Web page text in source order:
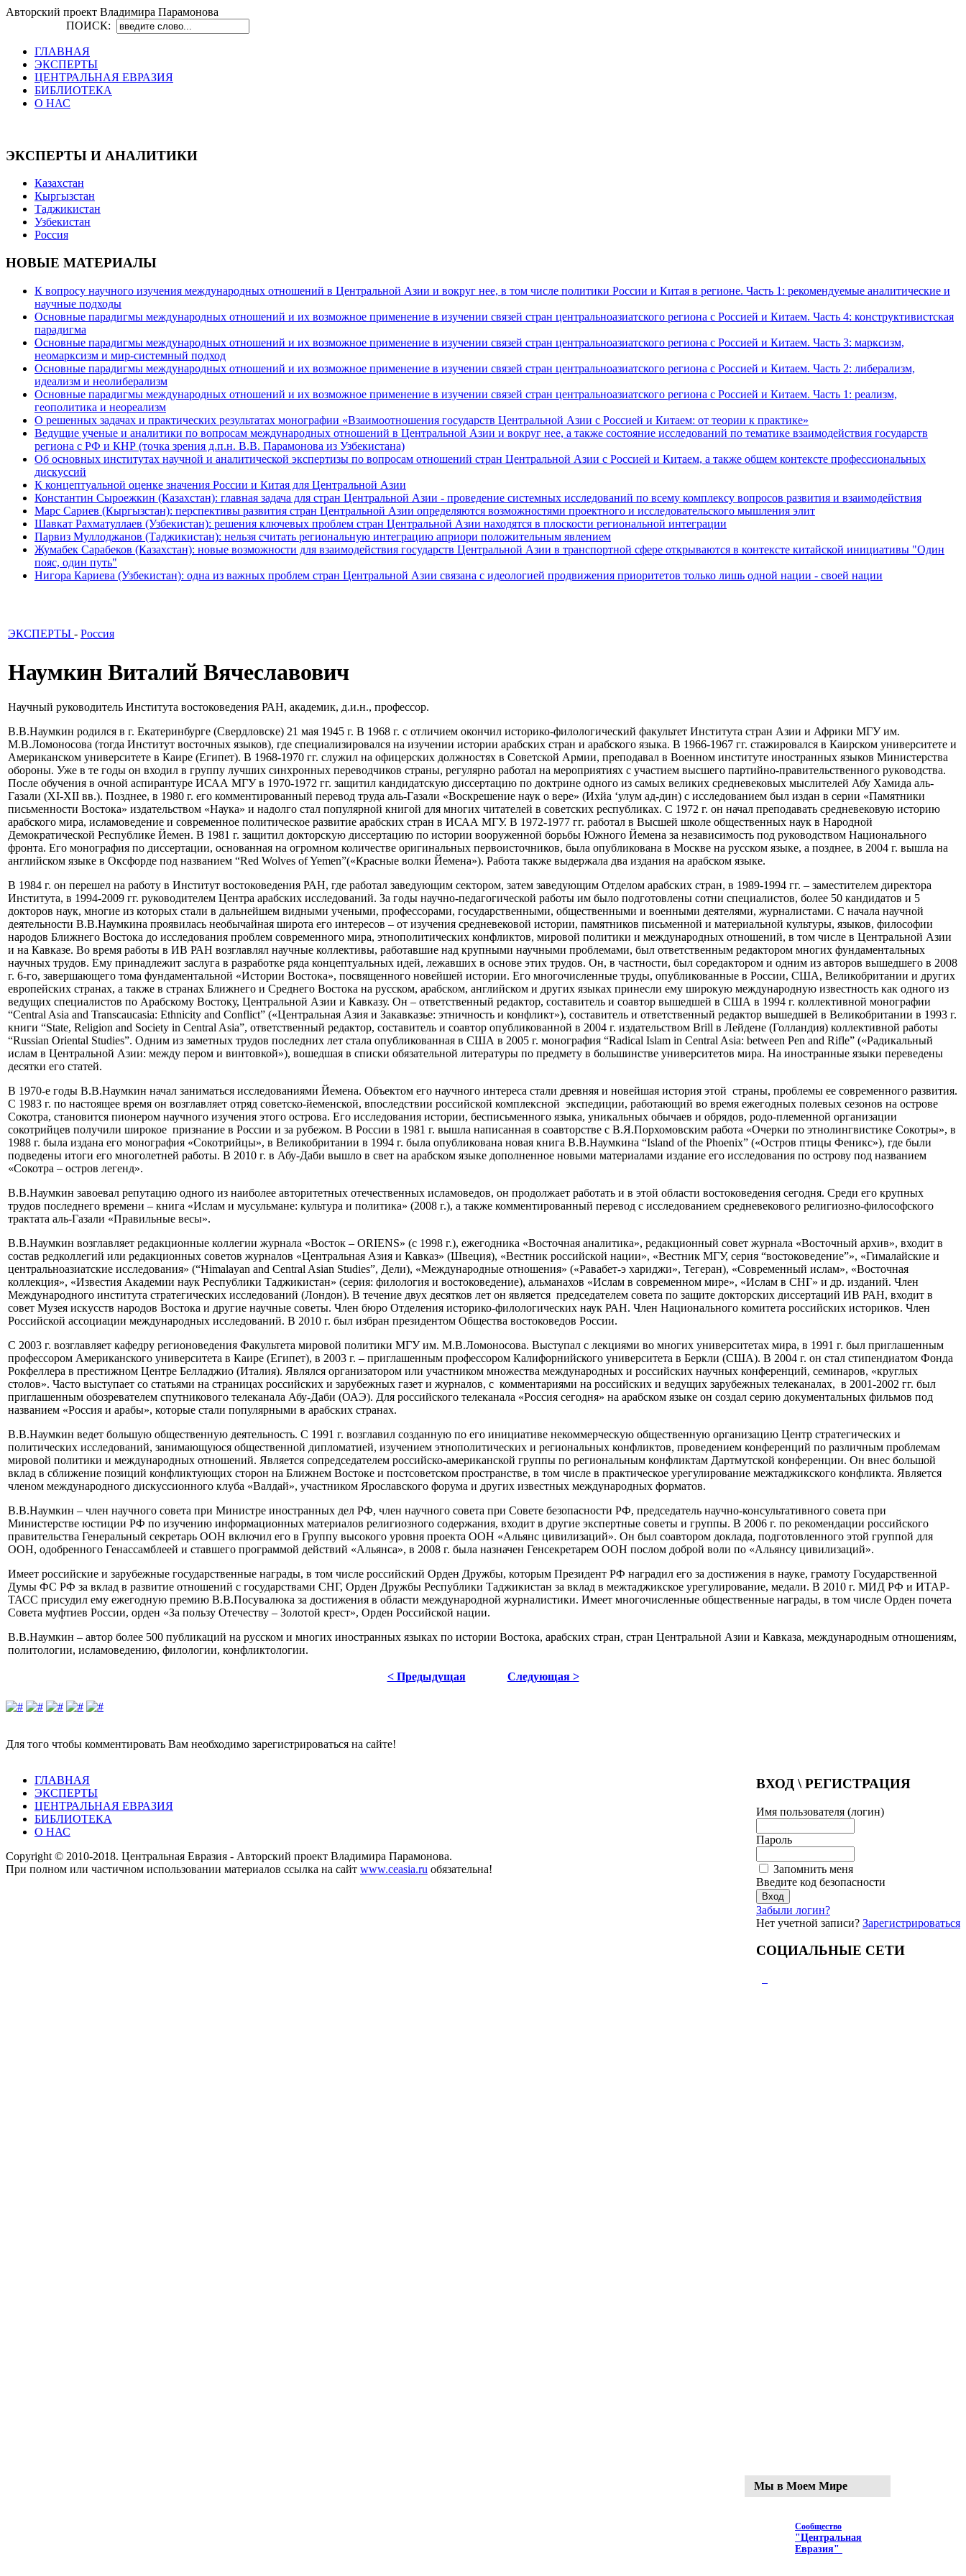
Авторский проект Владимира Парамонова
ПОИСК:
ГЛАВНАЯ
ЭКСПЕРТЫ
ЦЕНТРАЛЬНАЯ ЕВРАЗИЯ
БИБЛИОТЕКА
О НАС
ЭКСПЕРТЫ И АНАЛИТИКИ
Казахстан
Кыргызстан
Таджикистан
Узбекистан
Россия
НОВЫЕ МАТЕРИАЛЫ
К вопросу научного изучения международных отношений в Центральной Азии и вокруг нее, в том числе политики России и Китая в регионе. Часть 1: рекомендуемые аналитические и
научные подходы
Основные парадигмы международных отношений и их возможное применение в изучении связей стран центральноазиатского региона с Россией и Китаем. Часть 4: конструктивистская
парадигма
Основные парадигмы международных отношений и их возможное применение в изучении связей стран центральноазиатского региона с Россией и Китаем. Часть 3: марксизм,
неомарксизм и мир-системный подход
Основные парадигмы международных отношений и их возможное применение в изучении связей стран центральноазиатского региона с Россией и Китаем. Часть 2: либерализм,
идеализм и неолиберализм
Основные парадигмы международных отношений и их возможное применение в изучении связей стран центральноазиатского региона с Россией и Китаем. Часть 1: реализм,
геополитика и неореализм
О решенных задачах и практических результатах монографии «Взаимоотношения государств Центральной Азии с Россией и Китаем: от теории к практике»
Ведущие ученые и аналитики по вопросам международных отношений в Центральной Азии и вокруг нее, а также состояние исследований по тематике взаимодействия государств
региона с РФ и КНР (точка зрения д.п.н. В.В. Парамонова из Узбекистана)
Об основных институтах научной и аналитической экспертизы по вопросам отношений стран Центральной Азии с Россией и Китаем, а также общем контексте профессиональных
дискуссий
К концептуальной оценке значения России и Китая для Центральной Азии
Константин Сыроежкин (Казахстан): главная задача для стран Центральной Азии - проведение системных исследований по всему комплексу вопросов развития и взаимодействия
Марс Сариев (Кыргызстан): перспективы развития стран Центральной Азии определяются возможностями проектного и исследовательского мышления элит
Шавкат Рахматуллаев (Узбекистан): решения ключевых проблем стран Центральной Азии находятся в плоскости региональной интеграции
Парвиз Муллоджанов (Таджикистан): нельзя считать региональную интеграцию априори положительным явлением
Жумабек Сарабеков (Казахстан): новые возможности для взаимодействия государств Центральной Азии в транспортной сфере открываются в контексте китайской инициативы "Один
пояс, один путь"
Нигора Кариева (Узбекистан): одна из важных проблем стран Центральной Азии связана с идеологией продвижения приоритетов только лишь одной нации - своей нации
ЭКСПЕРТЫ - Россия
Наумкин Виталий Вячеславович
Научный руководитель Института востоковедения РАН, академик, д.и.н., профессор.
В.В.Наумкин родился в г. Екатеринбурге (Свердловске) 21 мая 1945 г. В 1968 г. с отличием окончил историко-филологический факультет Института стран Азии и Африки МГУ им.
М.В.Ломоносова (тогда Институт восточных языков), где специализировался на изучении истории арабских стран и арабского языка. В 1966-1967 гг. стажировался в Каирском университете и
Американском университете в Каире (Египет). В 1968-1970 гг. служил на офицерских должностях в Советской Армии, преподавал в Военном институте иностранных языков Министерства
обороны. Уже в те годы он входил в группу лучших синхронных переводчиков страны, регулярно работал на мероприятиях с участием высшего партийно-правительственного руководства.
После обучения в очной аспирантуре ИСАА МГУ в 1970-1972 гг. защитил кандидатскую диссертацию по доктрине одного из самых великих средневековых мыслителей Абу Хамида аль-
Газали (XI-XII вв.). Позднее, в 1980 г. его комментированный перевод труда аль-Газали «Воскрешение наук о вере» (Ихйа ‘улум ад-дин) с исследованием был издан в серии «Памятники
письменности Востока» издательством «Наука» и надолго стал популярной книгой для многих читателей в советских республиках. С 1972 г. он начал преподавать средневековую историю
арабского мира, исламоведение и современное политическое развитие арабских стран в ИСАА МГУ. В 1972-1977 гг. работал в Высшей школе общественных наук в Народной
Демократической Республике Йемен. В 1981 г. защитил докторскую диссертацию по истории вооруженной борьбы Южного Йемена за независимость под руководством Национального
фронта. Его монография по диссертации, основанная на огромном количестве оригинальных первоисточников, была опубликована в Москве на русском языке, а позднее, в 2004 г. вышла на
английском языке в Оксфорде под названием “Red Wolves of Yemen”(«Красные волки Йемена»). Работа также выдержала два издания на арабском языке.
В 1984 г. он перешел на работу в Институт востоковедения РАН, где работал заведующим сектором, затем заведующим Отделом арабских стран, в 1989-1994 гг. – заместителем директора
Института, в 1994-2009 гг. руководителем Центра арабских исследований. За годы научно-педагогической работы им было подготовлены сотни специалистов, более 50 кандидатов и 5
докторов наук, многие из которых стали в дальнейшем видными учеными, профессорами, государственными, общественными и военными деятелями, журналистами. С начала научной
деятельности В.В.Наумкина проявилась необычайная широта его интересов – от изучения средневековой истории, памятников письменной и материальной культуры, языков, философии
народов Ближнего Востока до исследования проблем современного мира, этнополитических конфликтов, мировой политики и международных отношений, в том числе в Центральной Азии
и на Кавказе. Во время работы в ИВ РАН возглавлял научные коллективы, работавшие над крупными научными проблемами, был ответственным редактором многих фундаментальных
научных трудов. Ему принадлежит заслуга в разработке ряда концептуальных идей, лежавших в основе этих трудов. Он, в частности, был соредактором и одним из авторов вышедшего в 2008
г. 6-го, завершающего тома фундаментальной «Истории Востока», посвященного новейшей истории. Его многочисленные труды, опубликованные в России, США, Великобритании и других
европейских странах, а также в странах Ближнего и Среднего Востока на русском, арабском, английском и других языках принесли ему широкую международную известность как одного из
ведущих специалистов по Арабскому Востоку, Центральной Азии и Кавказу. Он – ответственный редактор, составитель и соавтор вышедшей в США в 1994 г. коллективной монографии
“Central Asia and Transcaucasia: Ethnicity and Conflict” («Центральная Азия и Закавказье: этничность и конфликт»), составитель и ответственный редактор вышедшей в Великобритании в 1993 г.
книги “State, Religion and Society in Central Asia”, ответственный редактор, составитель и соавтор опубликованной в 2004 г. издательством Brill в Лейдене (Голландия) коллективной работы
“Russian Oriental Studies”. Одним из заметных трудов последних лет стала опубликованная в США в 2005 г. монография “Radical Islam in Central Asia: between Pen and Rifle” («Радикальный
ислам в Центральной Азии: между пером и винтовкой»), вошедшая в списки обязательной литературы по предмету в большинстве университетов мира. На иностранные языки переведены
десятки его статей.
В 1970-е годы В.В.Наумкин начал заниматься исследованиями Йемена. Объектом его научного интереса стали древняя и новейшая история этой страны, проблемы ее современного развития.
С 1983 г. по настоящее время он возглавляет отряд советско-йеменской, впоследствии российской комплексной экспедиции, работающий во время ежегодных полевых сезонов на острове
Сокотра, становится пионером научного изучения этого острова. Его исследования истории, бесписьменного языка, уникальных обычаев и обрядов, родо-племенной организации
сокотрийцев получили широкое признание в России и за рубежом. В России в 1981 г. вышла написанная в соавторстве с В.Я.Порхомовским работа «Очерки по этнолингвистике Сокотры», в
1988 г. была издана его монография «Сокотрийцы», в Великобритании в 1994 г. была опубликована новая книга В.В.Наумкина “Island of the Phoenix” («Остров птицы Феникс»), где были
подведены итоги его многолетней работы. В 2010 г. в Абу-Даби вышло в свет на арабском языке дополненное новыми материалами издание его исследования по острову под названием
«Сокотра – остров легенд».
В.В.Наумкин завоевал репутацию одного из наиболее авторитетных отечественных исламоведов, он продолжает работать и в этой области востоковедения сегодня. Среди его крупных
трудов последнего времени – книга «Ислам и мусульмане: культура и политика» (2008 г.), а также комментированный перевод с исследованием средневекового религиозно-философского
трактата аль-Газали «Правильные весы».
В.В.Наумкин возглавляет редакционные коллегии журнала «Восток – ORIENS» (с 1998 г.), ежегодника «Восточная аналитика», редакционный совет журнала «Восточный архив», входит в
состав редколлегий или редакционных советов журналов «Центральная Азия и Кавказ» (Швеция), «Вестник российской нации», «Вестник МГУ, серия “востоковедение”», «Гималайские и
центральноазиатские исследования» (“Himalayan and Central Asian Studies”, Дели), «Международные отношения» («Равабет-э хариджи», Тегеран), «Современный ислам», «Восточная
коллекция», «Известия Академии наук Республики Таджикистан» (серия: филология и востоковедение), альманахов «Ислам в современном мире», «Ислам в СНГ» и др. изданий. Член
Международного института стратегических исследований (Лондон). В течение двух десятков лет он является председателем совета по защите докторских диссертаций ИВ РАН, входит в
совет Музея искусств народов Востока и другие научные советы. Член бюро Отделения историко-филологических наук РАН. Член Национального комитета российских историков. Член
Российской ассоциации международных исследований. В 2010 г. был избран президентом Общества востоковедов России.
С 2003 г. возглавляет кафедру регионоведения Факультета мировой политики МГУ им. М.В.Ломоносова. Выступал с лекциями во многих университетах мира, в 1991 г. был приглашенным
профессором Американского университета в Каире (Египет), в 2003 г. – приглашенным профессором Калифорнийского университета в Беркли (США). В 2004 г. он стал стипендиатом Фонда
Рокфеллера в престижном Центре Белладжио (Италия). Являлся организатором или участником множества международных и российских научных конференций, семинаров, «круглых
столов». Часто выступает со статьями на страницах российских и зарубежных газет и журналов, с комментариями на российских и ведущих зарубежных телеканалах, в 2001-2002 гг. был
приглашенным обозревателем спутникового телеканала Абу-Даби (ОАЭ). Для российского телеканала «Россия сегодня» на арабском языке он создал серию документальных фильмов под
названием «Россия и арабы», которые стали популярными в арабских странах.
В.В.Наумкин ведет большую общественную деятельность. С 1991 г. возглавил созданную по его инициативе некоммерческую общественную организацию Центр стратегических и
политических исследований, занимающуюся общественной дипломатией, изучением этнополитических и региональных конфликтов, проведением конференций по различным проблемам
мировой политики и международных отношений. Является сопредседателем российско-американской группы по региональным конфликтам Дартмутской конференции. Он внес большой
вклад в сближение позиций конфликтующих сторон на Ближнем Востоке и постсоветском пространстве, в том числе в практическое урегулирование межтаджикского конфликта. Является
членом международного дискуссионного клуба «Валдай», участником Ярославского форума и других известных международных форматов.
В.В.Наумкин – член научного совета при Министре иностранных дел РФ, член научного совета при Совете безопасности РФ, председатель научно-консультативного совета при
Министерстве юстиции РФ по изучению информационных материалов религиозного содержания, входит в другие экспертные советы и группы. В 2006 г. по рекомендации российского
правительства Генеральный секретарь ООН включил его в Группу высокого уровня проекта ООН «Альянс цивилизаций». Он был соавтором доклада, подготовленного этой группой для
ООН, одобренного Генассамблеей и ставшего программой действий «Альянса», в 2008 г. была назначен Генсекретарем ООН послом доброй воли по «Альянсу цивилизаций».
Имеет российские и зарубежные государственные награды, в том числе российский Орден Дружбы, которым Президент РФ наградил его за достижения в науке, грамоту Государственной
Думы ФС РФ за вклад в развитие отношений с государствами СНГ, Орден Дружбы Республики Таджикистан за вклад в межтаджикское урегулирование, медали. В 2010 г. МИД РФ и ИТАР-
ТАСС присудил ему ежегодную премию В.В.Посувалюка за достижения в области международной журналистики. Имеет многочисленные общественные награды, в том числе Орден почета
Совета муфтиев России, орден «За пользу Отечеству – Золотой крест», Орден Российской нации.
В.В.Наумкин – автор более 500 публикаций на русском и многих иностранных языках по истории Востока, арабских стран, стран Центральной Азии и Кавказа, международным отношениям,
политологии, исламоведению, филологии, конфликтологии.
< Предыдущая Следующая >
Для того чтобы комментировать Вам необходимо зарегистрироваться на сайте!
ВХОД \ РЕГИСТРАЦИЯ
Имя пользователя (логин)
Пароль
Запомнить меня
Введите код безопасности
Забыли логин?
Нет учетной записи? Зарегистрироваться
СОЦИАЛЬНЫЕ СЕТИ
Мы в Моем Мире
Сообщество
"Центральная
Евразия"
ГЛАВНАЯ
ЭКСПЕРТЫ
ЦЕНТРАЛЬНАЯ ЕВРАЗИЯ
БИБЛИОТЕКА
О НАС
Copyright © 2010-2018. Центральная Евразия - Авторский проект Владимира Парамонова.
При полном или частичном использовании материалов ссылка на сайт www.ceasia.ru обязательна!